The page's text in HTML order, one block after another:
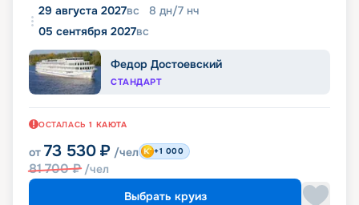
29 августа 2027вс 8 дн/7 нч
05 сентября 2027вс
Федор Достоевский
СТАНДАРТ
ОСТАЛАСЬ 1 КАЮТА
от 73 530 ₽ /чел
81 700₽ /чел
+1 000
Выбрать круиз